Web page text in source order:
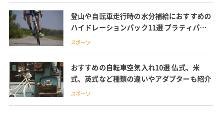
登山や自転車走行時の水分補給におすすめの
ハイドレーションパック11選 プラティパス
の商品や使い方・洗い方も紹介
スポーツ
おすすめの自転車空気入れ10選 仏式、米
式、英式など種類の違いやアダプターも紹介
スポーツ